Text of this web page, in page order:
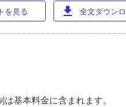
を見る download 全文ダウン
基本料金に含まれます。